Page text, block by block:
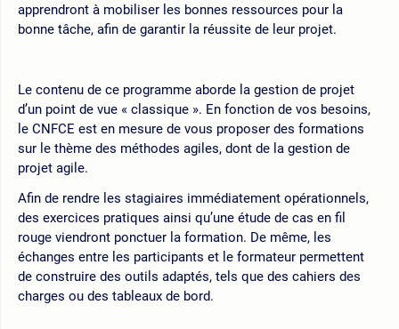
apprendront à mobiliser les bonnes ressources pour la
bonne tâche, afin de garantir la réussite de leur projet.
Le contenu de ce programme aborde la gestion de projet
d’un point de vue « classique ». En fonction de vos besoins,
le CNFCE est en mesure de vous proposer des formations
sur le thème des méthodes agiles, dont de la gestion de
projet agile.
Afin de rendre les stagiaires immédiatement opérationnels,
des exercices pratiques ainsi qu’une étude de cas en fil
rouge viendront ponctuer la formation. De même, les
échanges entre les participants et le formateur permettent
de construire des outils adaptés, tels que des cahiers des
charges ou des tableaux de bord.